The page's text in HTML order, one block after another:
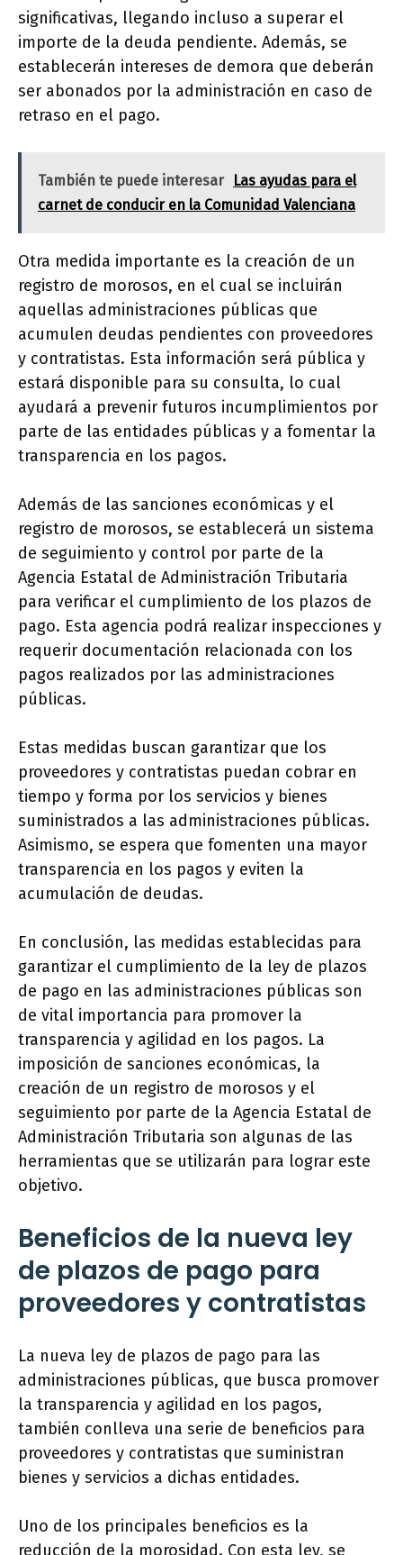
significativas, llegando incluso a superar el
importe de la deuda pendiente. Además, se
establecerán intereses de demora que deberán
ser abonados por la administración en caso de
retraso en el pago.
También te puede interesar
Las ayudas para el
carnet de conducir en la Comunidad Valenciana
Otra medida importante es la creación de un
registro de morosos, en el cual se incluirán
aquellas administraciones públicas que
acumulen deudas pendientes con proveedores
y contratistas. Esta información será pública y
estará disponible para su consulta, lo cual
ayudará a prevenir futuros incumplimientos por
parte de las entidades públicas y a fomentar la
transparencia en los pagos.
Además de las sanciones económicas y el
registro de morosos, se establecerá un sistema
de seguimiento y control por parte de la
Agencia Estatal de Administración Tributaria
para verificar el cumplimiento de los plazos de
pago. Esta agencia podrá realizar inspecciones y
requerir documentación relacionada con los
pagos realizados por las administraciones
públicas.
Estas medidas buscan garantizar que los
proveedores y contratistas puedan cobrar en
tiempo y forma por los servicios y bienes
suministrados a las administraciones públicas.
Asimismo, se espera que fomenten una mayor
transparencia en los pagos y eviten la
acumulación de deudas.
En conclusión, las medidas establecidas para
garantizar el cumplimiento de la ley de plazos
de pago en las administraciones públicas son
de vital importancia para promover la
transparencia y agilidad en los pagos. La
imposición de sanciones económicas, la
creación de un registro de morosos y el
seguimiento por parte de la Agencia Estatal de
Administración Tributaria son algunas de las
herramientas que se utilizarán para lograr este
objetivo.
Beneficios de la nueva ley
de plazos de pago para
proveedores y contratistas
La nueva ley de plazos de pago para las
administraciones públicas, que busca promover
la transparencia y agilidad en los pagos,
también conlleva una serie de beneficios para
proveedores y contratistas que suministran
bienes y servicios a dichas entidades.
Uno de los principales beneficios es la
reducción de la morosidad. Con esta ley, se